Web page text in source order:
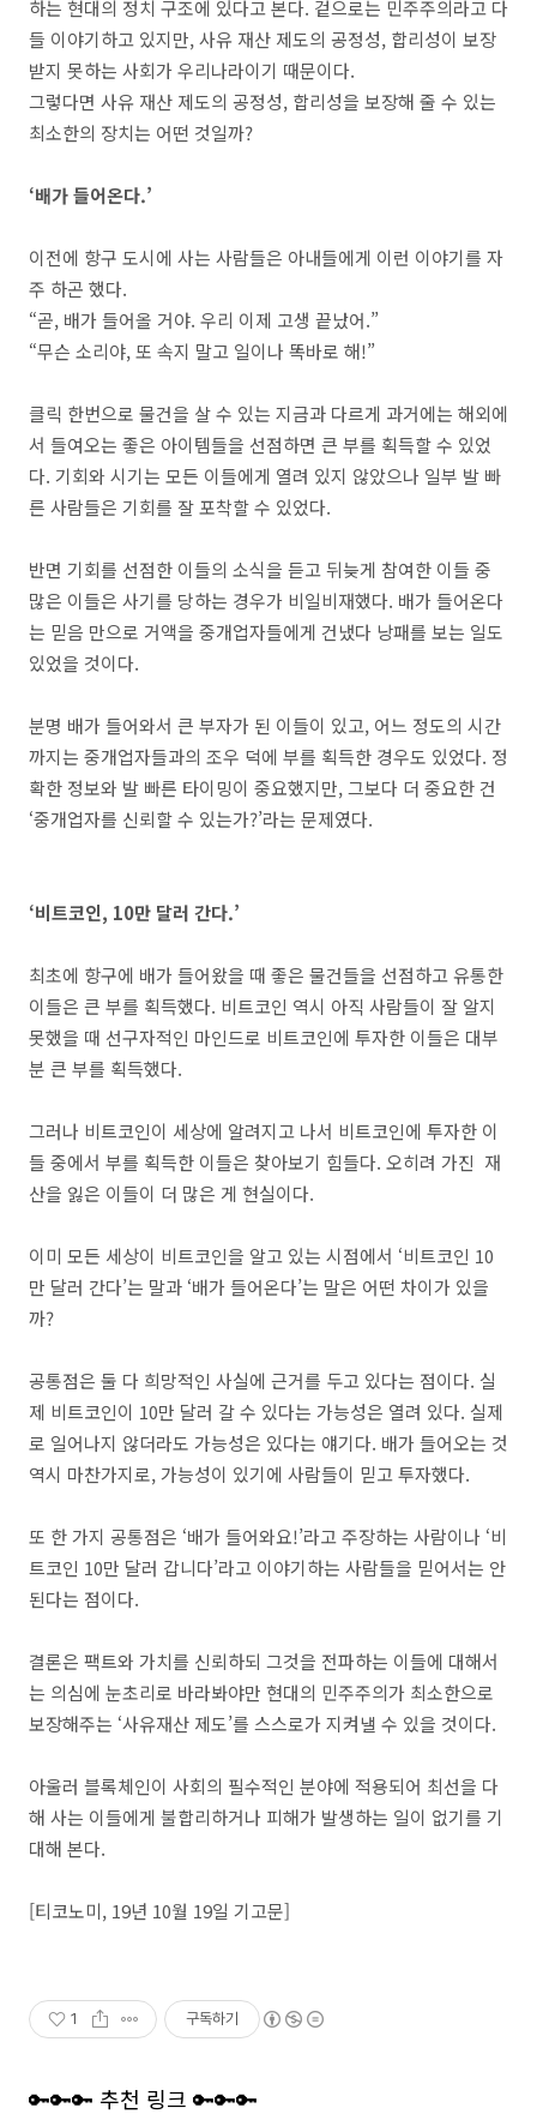
하는 현대의 정치 구조에 있다고 본다. 겉으로는 민주주의라고 다
들 이야기하고 있지만, 사유 재산 제도의 공정성, 합리성이 보장
받지 못하는 사회가 우리나라이기 때문이다.
그렇다면 사유 재산 제도의 공정성, 합리성을 보장해 줄 수 있는
최소한의 장치는 어떤 것일까?
‘배가 들어온다.’
이전에 항구 도시에 사는 사람들은 아내들에게 이런 이야기를 자
주 하곤 했다.
“곧, 배가 들어올 거야. 우리 이제 고생 끝났어.”
“무슨 소리야, 또 속지 말고 일이나 똑바로 해!”
클릭 한번으로 물건을 살 수 있는 지금과 다르게 과거에는 해외에
서 들여오는 좋은 아이템들을 선점하면 큰 부를 획득할 수 있었
다. 기회와 시기는 모든 이들에게 열려 있지 않았으나 일부 발 빠
른 사람들은 기회를 잘 포착할 수 있었다.
반면 기회를 선점한 이들의 소식을 듣고 뒤늦게 참여한 이들 중
많은 이들은 사기를 당하는 경우가 비일비재했다. 배가 들어온다
는 믿음 만으로 거액을 중개업자들에게 건냈다 낭패를 보는 일도
있었을 것이다.
분명 배가 들어와서 큰 부자가 된 이들이 있고, 어느 정도의 시간
까지는 중개업자들과의 조우 덕에 부를 획득한 경우도 있었다. 정
확한 정보와 발 빠른 타이밍이 중요했지만, 그보다 더 중요한 건
‘중개업자를 신뢰할 수 있는가?’라는 문제였다.
‘비트코인, 10만 달러 간다.’
최초에 항구에 배가 들어왔을 때 좋은 물건들을 선점하고 유통한
이들은 큰 부를 획득했다. 비트코인 역시 아직 사람들이 잘 알지
못했을 때 선구자적인 마인드로 비트코인에 투자한 이들은 대부
분 큰 부를 획득했다.
그러나 비트코인이 세상에 알려지고 나서 비트코인에 투자한 이
들 중에서 부를 획득한 이들은 찾아보기 힘들다. 오히려 가진 재
산을 잃은 이들이 더 많은 게 현실이다.
이미 모든 세상이 비트코인을 알고 있는 시점에서 ‘비트코인 10
만 달러 간다’는 말과 ‘배가 들어온다’는 말은 어떤 차이가 있을
까?
공통점은 둘 다 희망적인 사실에 근거를 두고 있다는 점이다. 실
제 비트코인이 10만 달러 갈 수 있다는 가능성은 열려 있다. 실제
로 일어나지 않더라도 가능성은 있다는 얘기다. 배가 들어오는 것
역시 마찬가지로, 가능성이 있기에 사람들이 믿고 투자했다.
또 한 가지 공통점은 ‘배가 들어와요!’라고 주장하는 사람이나 ‘비
트코인 10만 달러 갑니다’라고 이야기하는 사람들을 믿어서는 안
된다는 점이다.
결론은 팩트와 가치를 신뢰하되 그것을 전파하는 이들에 대해서
는 의심에 눈초리로 바라봐야만 현대의 민주주의가 최소한으로
보장해주는 ‘사유재산 제도’를 스스로가 지켜낼 수 있을 것이다.
아울러 블록체인이 사회의 필수적인 분야에 적용되어 최선을 다
해 사는 이들에게 불합리하거나 피해가 발생하는 일이 없기를 기
대해 본다.
[티코노미, 19년 10월 19일 기고문]
1 구독하기
🔑🔑🔑 추천 링크 🔑🔑🔑